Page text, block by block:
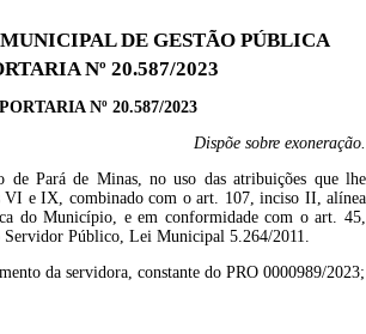
DE GESTÃO PÚBLICA
Nº 20.587/2023
PORTARIA Nº 20.587/2023
Dispõe sobre exoneração.
Pará de Minas, no uso das atribuições que lhe
VI e IX, combinado com o art. 107, inciso II, alínea
do Município, e em conformidade com o art.45,
Servidor Público, Lei Municipal 5.264/2011.
da servidora, constante do PRO 0000989/2023;